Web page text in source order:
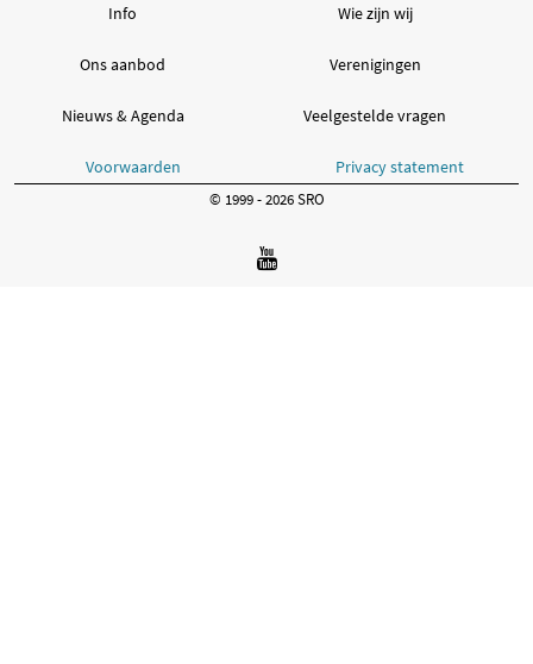
Info
Ons aanbod
Nieuws & Agenda
Wie zijn wij
Verenigingen
Veelgestelde vragen
Voorwaarden Privacy statement
© 1999 - 2026 SRO